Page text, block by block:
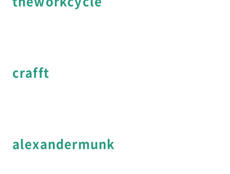
crafft
alexandermunk